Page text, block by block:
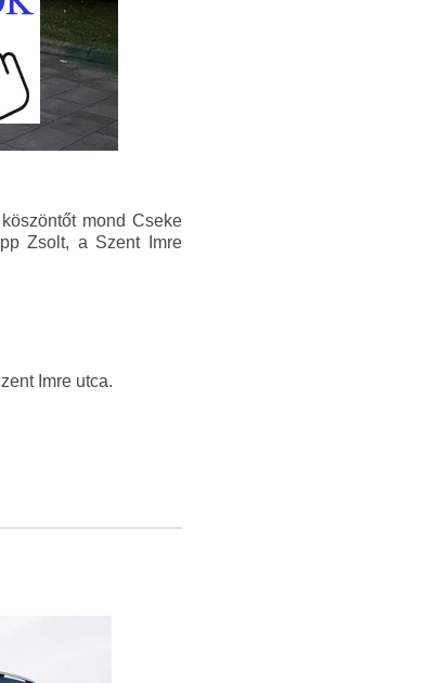
mond Cseke
Zsolt, a Szent Imre
Imre utca.